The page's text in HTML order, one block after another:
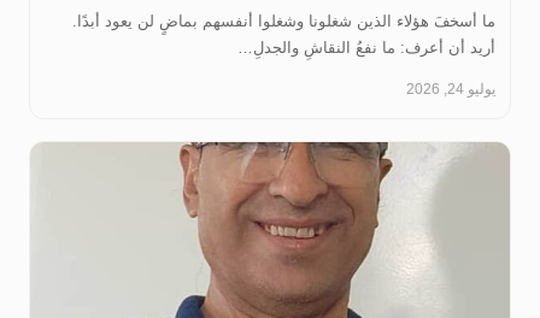
ما أسخفَ هؤلاء الذين شغلونا وشغلوا أنفسهم بماضٍ لن يعود أبدًا.
أريد أن أعرف: ما نفعُ النقاشِ والجدلِ…
يوليو 24, 2026